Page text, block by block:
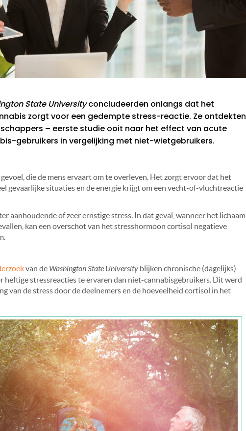
State Universityconcludeerden onlangs dat het
zorgt voor een gedempte stress-reactie. Ze ontdekten
– eerste studie ooit naar het effect van acute
gebruikers in vergelijking met niet-wietgebruikers.
die de mens ervaart om te overleven. Het zorgt ervoor dat het
gevaarlijke situaties en de energie krijgt om een vecht-of-vluchtreactie
aanhoudende of zeer ernstige stress. In dat geval, wanneer het lichaam
kan een overschot van het stresshormoon cortisol negatieve
van de Washington State University blijken chronische (dagelijks)
heftige stressreacties te ervaren dan niet-cannabisgebruikers. Dit werd
van de stress door de deelnemers en de hoeveelheid cortisol in het